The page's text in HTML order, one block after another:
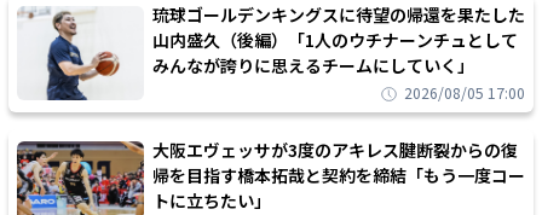
琉球ゴールデンキングスに待望の帰還を果たした
山内盛久（後編）「1人のウチナーンチュとして
みんなが誇りに思えるチームにしていく」
2026/08/05 17:00
大阪エヴェッサが3度のアキレス腱断裂からの復
帰を目指す橋本拓哉と契約を締結「もう一度コー
トに立ちたい」